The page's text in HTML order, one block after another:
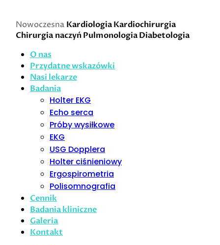
Nowoczesna KardiologiaKardiochirurgia
Chirurgia naczyńPulmonologiaDiabetologia
O nas
Przydatne wskazówki
Nasi lekarze
Badania
Holter EKG
Echo serca
Próby wysiłkowe
EKG
USG Dopplera
Holter ciśnieniowy
Ergospirometria
Polisomnografia
Cennik
Badania kliniczne
Galeria
Kontakt